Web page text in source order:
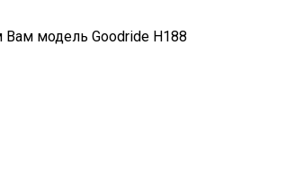
модель Goodride H188